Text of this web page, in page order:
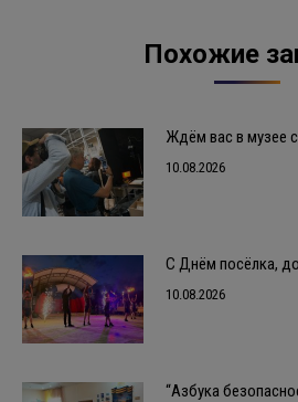
Похожие
Ждём вас в музее с
10.08.2026
С Днём посёлка,
10.08.2026
“Азбука